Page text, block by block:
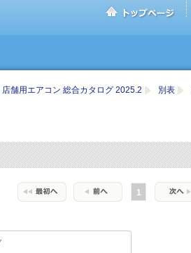
店舗用エアコン 総合カタログ 2025.2 別表
1